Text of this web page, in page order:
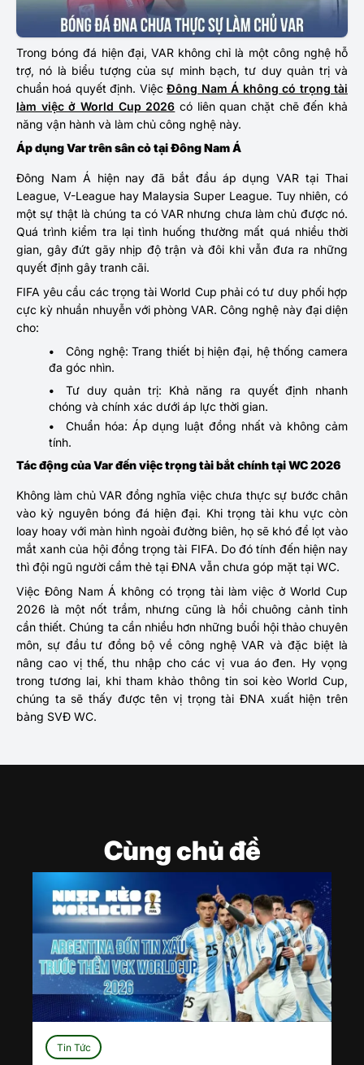
Trong bóng đá hiện đại, VAR không chỉ là một công nghệ hỗ
trợ, nó là biểu tượng của sự minh bạch, tư duy quản trị và
chuẩn hoá quyết định. ViệcĐông Nam Á không có trọng tài
làm việc ở World Cup 2026 có liên quan chặt chẽ đến khả
năng vận hành và làm chủ công nghệ này.
Áp dụng Var trên sân cỏ tại Đông Nam Á
Đông Nam Á hiện nay đã bắt đầu áp dụng VAR tại Thai
League, V-League hay Malaysia Super League. Tuy nhiên, có
một sự thật là chúng ta có VAR nhưng chưa làm chủ được nó.
Quá trình kiểm tra lại tình huống thường mất quá nhiều thời
gian, gây đứt gãy nhịp độ trận và đôi khi vẫn đưa ra những
quyết định gây tranh cãi.
FIFA yêu cầu các trọng tài World Cup phải có tư duy phối hợp
cực kỳ nhuần nhuyễn với phòng VAR. Công nghệ này đại diện
cho:
Công nghệ: Trang thiết bị hiện đại, hệ thống camera
đa góc nhìn.
Tư duy quản trị: Khả năng ra quyết định nhanh
chóng và chính xác dưới áp lực thời gian.
Chuẩn hóa: Áp dụng luật đồng nhất và không cảm
tính.
Tác động của Var đến việc trọng tài bắt chính tại WC 2026
Không làm chủ VAR đồng nghĩa việc chưa thực sự bước chân
vào kỷ nguyên bóng đá hiện đại. Khi trọng tài khu vực còn
loay hoay với màn hình ngoài đường biên, họ sẽ khó để lọt vào
mắt xanh của hội đồng trọng tài FIFA. Do đó tính đến hiện nay
thì đội ngũ người cầm thẻ tại ĐNA vẫn chưa góp mặt tại WC.
Việc Đông Nam Á không có trọng tài làm việc ở World Cup
2026 là một nốt trầm, nhưng cũng là hồi chuông cảnh tỉnh
cần thiết. Chúng ta cần nhiều hơn những buổi hội thảo chuyên
môn, sự đầu tư đồng bộ về công nghệ VAR và đặc biệt là
nâng cao vị thế, thu nhập cho các vị vua áo đen. Hy vọng
trong tương lai, khi tham khảo thông tin soi kèo World Cup,
chúng ta sẽ thấy được tên vị trọng tài ĐNA xuất hiện trên
bảng SVĐ WC.
Cùng chủ đề
Tin Tức